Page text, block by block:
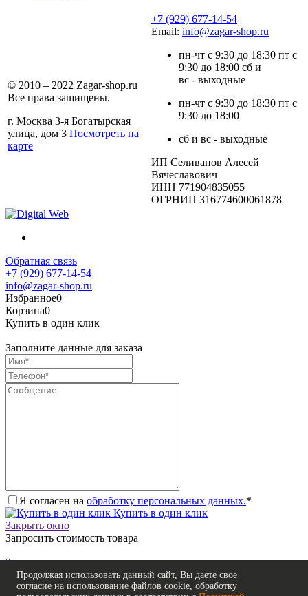
Продолжая использовать данный сайт, Вы даете свое
согласие на использование файлов cookie, обработку
© 2010 – 2022 Zagar-shop.ru
Все права защищены.
г. Москва 3-я Богатырская
улица, дом 3 Посмотреть на
карте
+7 (929) 677-14-54
Email: info@zagar-shop.ru
пн-чт с 9:30 до 18:30 пт с
9:30 до 18:00 сб и
вс - выходные
пн-чт с 9:30 до 18:30 пт с
9:30 до 18:00
сб и вс - выходные
ИП Селиванов Алесей
Вячеславович
ИНН 771904835055
ОГРНИП 316774600061878
Обратная связь
+7 (929) 677-14-54
info@zagar-shop.ru
Избранное0
Корзина0
Купить в один клик
Заполните данные для заказа
Я согласен на обработку персональных данных.*
Купить в один клик
Закрыть окно
Запросить стоимость товара
Загрузка товара
Заполните данные для запроса цены